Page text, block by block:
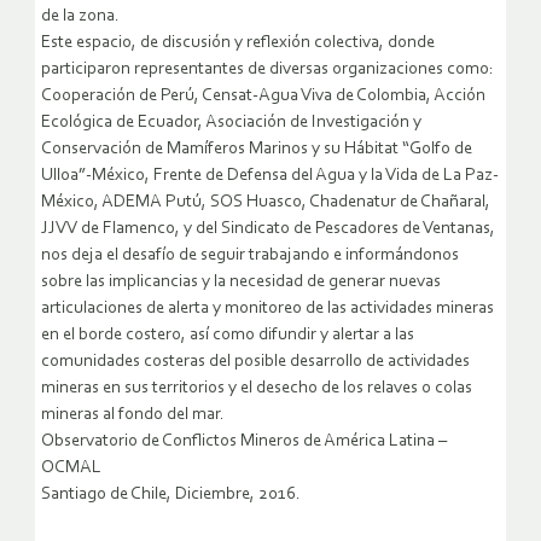
de la zona.
Este espacio, de discusión y reflexión colectiva, donde
participaron representantes de diversas organizaciones como:
Cooperación de Perú, Censat-Agua Viva de Colombia, Acción
Ecológica de Ecuador, Asociación de Investigación y
Conservación de Mamíferos Marinos y su Hábitat “Golfo de
Ulloa”-México, Frente de Defensa del Agua y la Vida de La Paz-
México, ADEMA Putú, SOS Huasco, Chadenatur de Chañaral,
JJVV de Flamenco, y del Sindicato de Pescadores de Ventanas,
nos deja el desafío de seguir trabajando e informándonos
sobre las implicancias y la necesidad de generar nuevas
articulaciones de alerta y monitoreo de las actividades mineras
en el borde costero, así como difundir y alertar a las
comunidades costeras del posible desarrollo de actividades
mineras en sus territorios y el desecho de los relaves o colas
mineras al fondo del mar.
Observatorio de Conflictos Mineros de América Latina –
OCMAL
Santiago de Chile, Diciembre, 2016.